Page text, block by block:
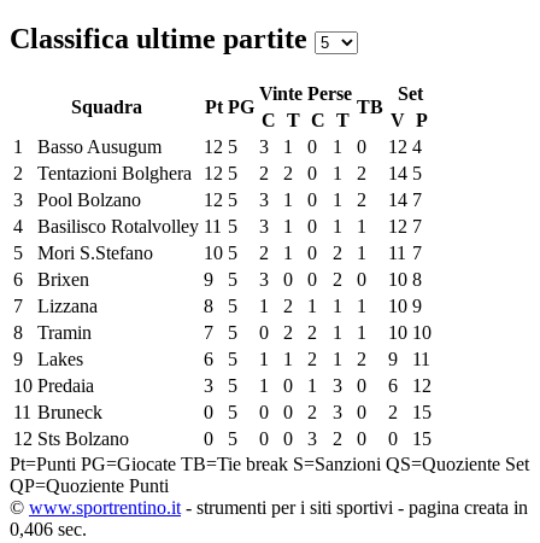
Classifica ultime partite
Squadra Pt PG
Vinte Perse
TB
Set
C T C T V P
1
Basso Ausugum 12 5 3 1 0 1 0 12 4
2
Tentazioni Bolghera 12 5 2 2 0 1 2 14 5
3
Pool Bolzano 12 5 3 1 0 1 2 14 7
4
Basilisco Rotalvolley 11 5 3 1 0 1 1 12 7
5
Mori S.Stefano 10 5 2 1 0 2 1 11 7
6
Brixen 9 5 3 0 0 2 0 10 8
7
Lizzana 8 5 1 2 1 1 1 10 9
8
Tramin 7 5 0 2 2 1 1 10 10
9
Lakes 6 5 1 1 2 1 2 9
11
10 Predaia 3 5 1 0 1 3 0 6
12
11 Bruneck 0 5 0 0 2 3 0 2
15
12 Sts Bolzano 0 5 0 0 3 2 0 0
15
Pt=Punti PG=Giocate TB=Tie break S=Sanzioni QS=Quoziente Set
QP=Quoziente Punti
© www.sportrentino.it - strumenti per i siti sportivi - pagina creata in
0,406 sec.